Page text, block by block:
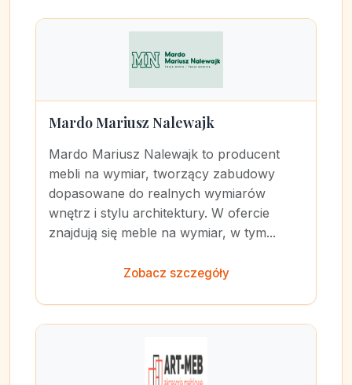
Mardo Mariusz Nalewajk
Mardo Mariusz Nalewajk to producent
mebli na wymiar, tworzący zabudowy
dopasowane do realnych wymiarów
wnętrz i stylu architektury. W ofercie
znajdują się meble na wymiar, w tym...
Zobacz szczegóły